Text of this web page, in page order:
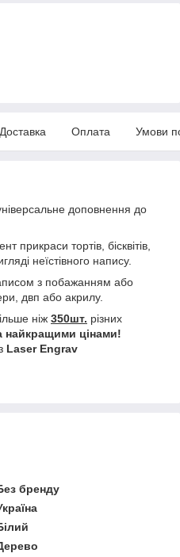
Доставка Оплата Умови
доповнення до
прикраси тортів, бісквітів,
неїстівного напису.
з побажанням або
двп або акрилу.
ніж 350шт. різних
найкращими цінами!
Laser Engrav
бренду